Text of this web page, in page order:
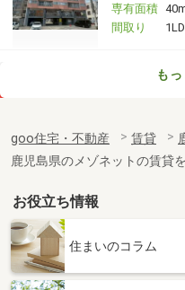
専有面積
間取り
鹿児島県姶良市加治木町反
専有面積
間取り
1K
鹿児島県薩摩川内市平佐町
価 格
専有面積
も
goo住宅・不動産 賃貸
鹿児島県のメゾネットの賃貸
お役立ち情報
住まいのコラム